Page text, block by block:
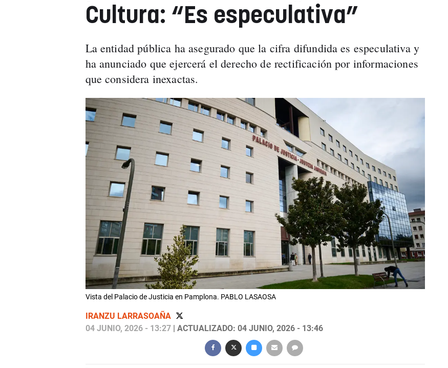
Cultura: “Es especulativa”
La entidad pública ha asegurado que la cifra difundida es especulativa y
ha anunciado que ejercerá el derecho de rectificación por informaciones
que considera inexactas.
Vista del Palacio de Justicia en Pamplona. PABLO LASAOSA
IRANZU LARRASOAÑA
04 JUNIO, 2026 - 13:27| ACTUALIZADO: 04 JUNIO, 2026 - 13:46